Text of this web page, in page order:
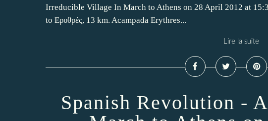
Irreducible Village In March to Athens on 28 April 2012 at
to Ερυθρές, 13 km. Acampada Erythres...
Lire la suite
Spanish Revolution -